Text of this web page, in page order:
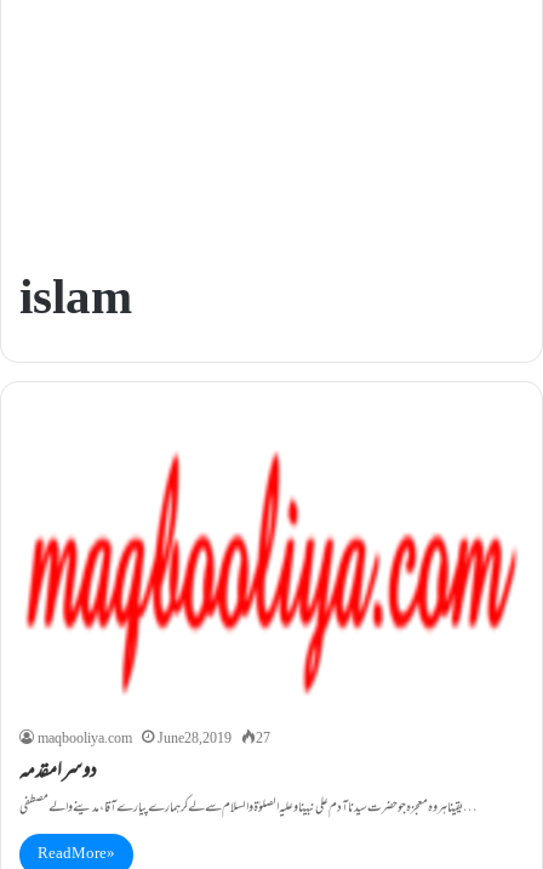
islam
maqbooliya.com June 28, 2019 27
دوسرامقدمہ
یقیناہروہ معجزہ جوحضرت سيدناآدم علی نبينا وعلیہ الصلوٰۃ والسلام سے لے کر ہمارے پیارے آقا، مدینے والے مصطفی…
Read More »